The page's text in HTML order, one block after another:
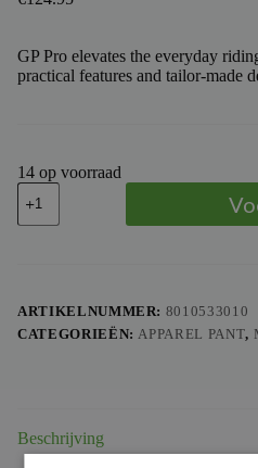
GP Pro elevates the everyday
practical features and tailor-made
14 op voorraad
TROY
LEE
DESIGNS
PRO
ROLLER
ARTIKELNUMMER: 8010533010
CATEGORIEËN: APPAREL PANT,
Beschrijving